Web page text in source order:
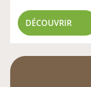
DÉCOUVRIR